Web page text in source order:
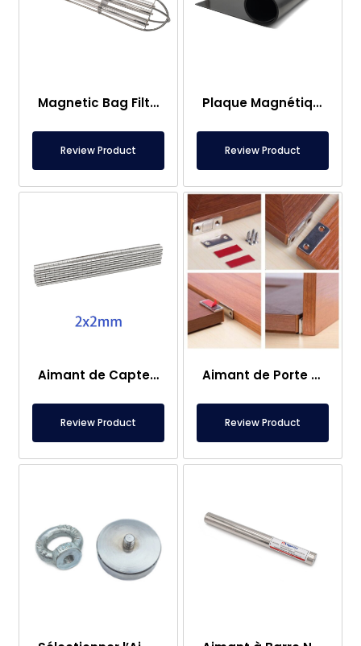
Magnetic Bag Filter Head
Review Product
Plaque Magnétique – Pour Sous Plancher – Conforme aux Normes Alimentaires
Review Product
Aimant de Capteur – 2×2 mm
Review Product
Aimant de Porte de Caravane
Review Product